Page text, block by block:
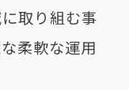
取り組む事
柔軟な運用